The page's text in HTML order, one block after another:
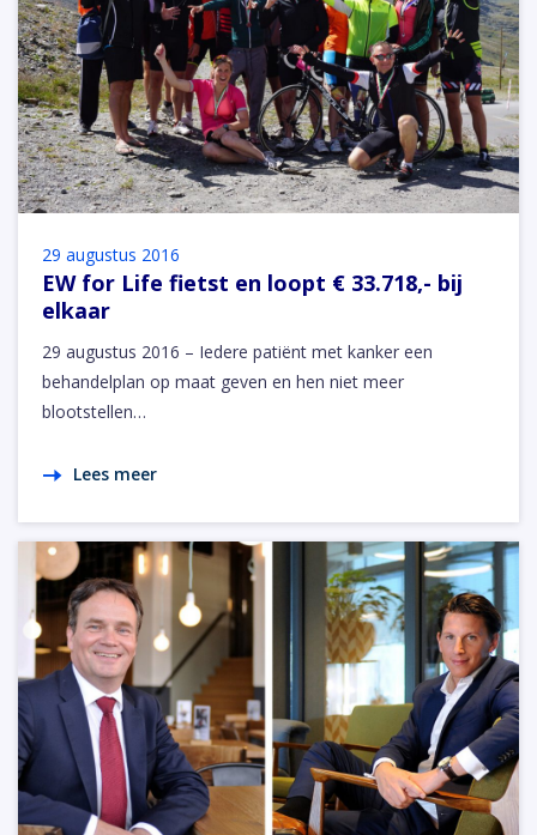
29 augustus 2016
EW for Life fietst en loopt € 33.718,- bij
elkaar
29 augustus 2016 – Iedere patiënt met kanker een
behandelplan op maat geven en hen niet meer
blootstellen…
Lees meer